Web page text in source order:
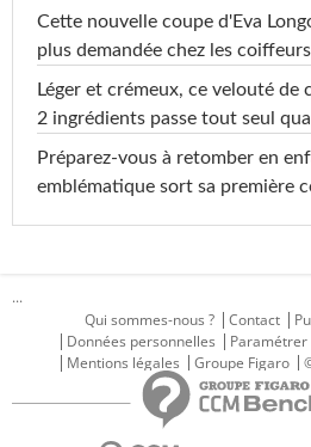
Cette nouvelle coupe d'Eva
plus demandée chez les
Léger et crémeux, ce velouté de
2 ingrédients passe tout seul
Préparez-vous à retomber en
emblématique sort sa première
...
Qui sommes-nous ?
Contact
Données personnelles
Paramétrer
Mentions légales
Groupe Figaro